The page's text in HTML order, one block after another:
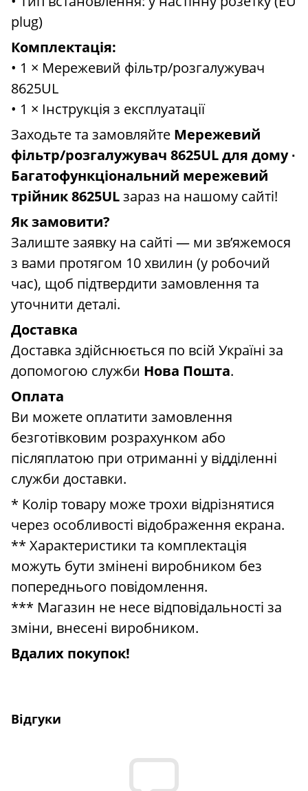
plug)
Комплектація:
• 1 × Мережевий фільтр/розгалужувач
8625UL
• 1 × Інструкція з експлуатації
Заходьте та замовляйте Мережевий
фільтр/розгалужувач 8625UL для дому ∙
Багатофункціональний мережевий
трійник 8625ULзараз на нашому сайті!
Як замовити?
Залиште заявку на сайті — ми зв’яжемося
з вами протягом 10 хвилин (у робочий
час), щоб підтвердити замовлення та
уточнити деталі.
Доставка
Доставка здійснюється по всій Україні за
допомогою служби Нова Пошта.
Оплата
Ви можете оплатити замовлення
безготівковим розрахунком або
післяплатою при отриманні у відділенні
служби доставки.
* Колір товару може трохи відрізнятися
через особливості відображення екрана.
** Характеристики та комплектація
можуть бути змінені виробником без
попереднього повідомлення.
*** Магазин не несе відповідальності за
зміни, внесені виробником.
Вдалих покупок!
Відгуки